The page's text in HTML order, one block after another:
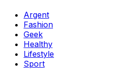
Argent
Fashion
Geek
Healthy
Lifestyle
Sport